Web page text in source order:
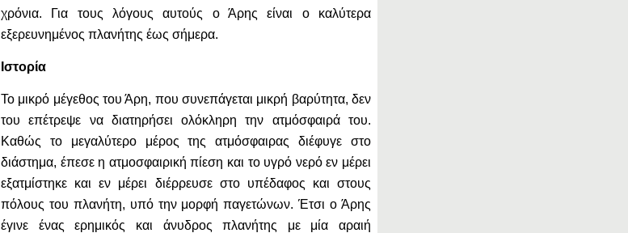
χρόνια. Για τους λόγους αυτούς ο Άρης είναι ο καλύτερα
εξερευνημένος πλανήτης έως σήμερα.
Ιστορία
Το μικρό μέγεθος του Άρη, που συνεπάγεται μικρή βαρύτητα, δεν
του επέτρεψε να διατηρήσει ολόκληρη την ατμόσφαιρά του.
Καθώς το μεγαλύτερο μέρος της ατμόσφαιρας διέφυγε στο
διάστημα, έπεσε η ατμοσφαιρική πίεση και το υγρό νερό εν μέρει
εξατμίστηκε και εν μέρει διέρρευσε στο υπέδαφος και στους
πόλους του πλανήτη, υπό την μορφή παγετώνων. Έτσι ο Άρης
έγινε ένας ερημικός και άνυδρος πλανήτης με μία αραιή